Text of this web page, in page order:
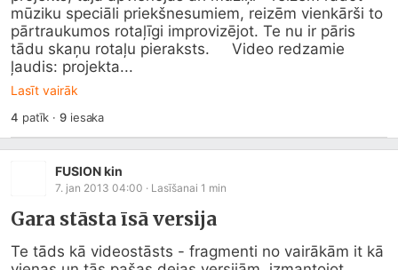
mūziku speciāli priekšnesumiem, reizēm vienkārši to
pārtraukumos rotaļīgi improvizējot. Te nu ir pāris
tādu skaņu rotaļu pieraksts.     Video redzamie
ļaudis: projekta...
Lasīt vairāk
4 patīk ·9iesaka
FUSION kin
7. jan 2013 04:00 · Lasīšanai 1 min
Gara stāsta īsā versija
Te tāds kā videostāsts - fragmenti no vairākām it kā